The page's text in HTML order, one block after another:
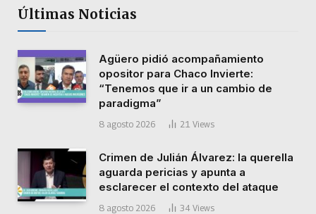
Últimas Noticias
Agüero pidió acompañamiento
opositor para Chaco Invierte:
“Tenemos que ir a un cambio de
paradigma”
8 agosto 2026 21 Views
Crimen de Julián Álvarez: la querella
aguarda pericias y apunta a
esclarecer el contexto del ataque
8 agosto 2026 34 Views